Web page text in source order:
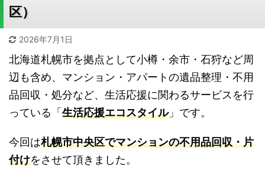
区）
2026年7月1日
北海道札幌市を拠点として小樽・余市・石狩など周
辺も含め、マンション・アパートの遺品整理・不用
品回収・処分など、生活応援に関わるサービスを行
っている「 生活応援エコスタイル」です。
今回は札幌市中央区でマンションの不用品回収・片
付けをさせて頂きました。